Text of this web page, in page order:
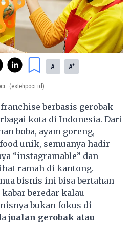
A- A+
(estehpoci.id)
franchise berbasis gerobak
kota di Indonesia. Dari
boba, ayam goreng,
unik, semuanya hadir
“instagramable” dan
ramah di kantong.
bisnis ini bisa bertahan
beredar kalau
bukan fokus di
jualan gerobak atau